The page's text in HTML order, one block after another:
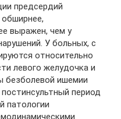
предсердий
выражен, чем у
У больных, с
относительно
левого желудочка и
безболевой ишемии
период
патологии